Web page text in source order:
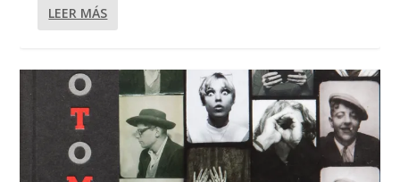
LEER MÁS